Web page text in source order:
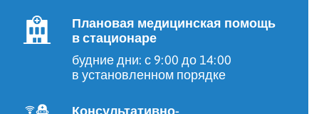
Плановая медицинская помощь
в стационаре
будние дни: с 9:00 до 14:00
в установленном порядке